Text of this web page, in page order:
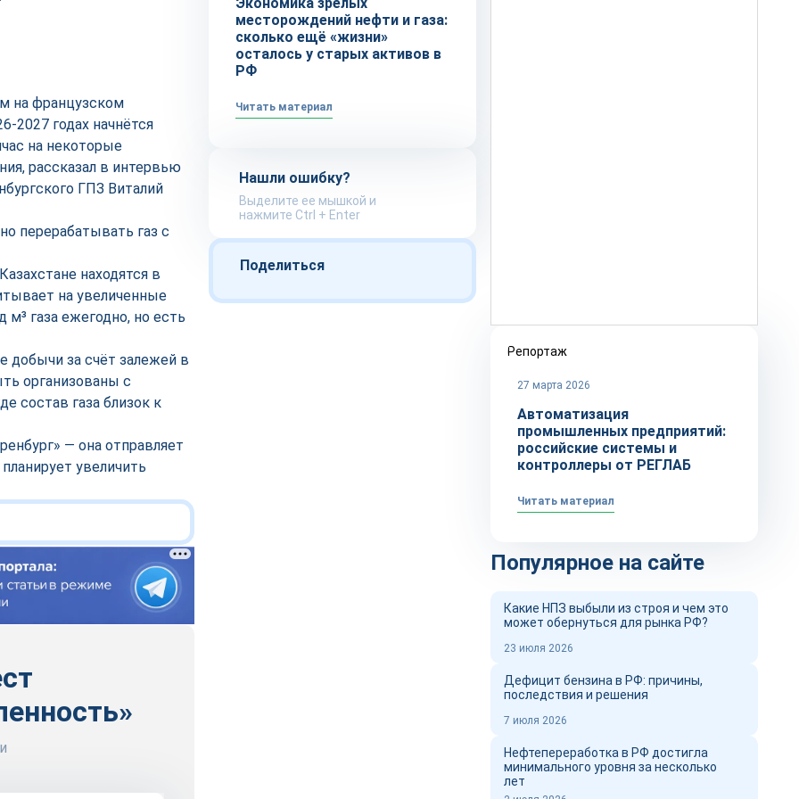
на французском
2027 годах начнётся
на некоторые
рассказал в интервью
ГПЗ Виталий
перерабатывать газ с
находятся в
на увеличенные
м³ газа ежегодно, но есть
за счёт залежей в
организованы с
состав газа близок к
— она отправляет
увеличить
месторождений нефти и газа:
сколько ещё «жизни»
осталось у старых активов в
РФ
Читать материал
Нашли ошибку?
Выделите ее мышкой и
нажмите Ctrl + Enter
Поделиться
Репортаж
27 марта 2026
Автоматизация
промышленных предприятий:
российские системы и
контроллеры от РЕГЛАБ
Читать материал
Популярное на сайте
Какие НПЗ выбыли из строя и чем это
может обернуться для рынка РФ?
23 июля 2026
Дефицит бензина в РФ: причины,
последствия и решения
7 июля 2026
Нефтепереработка в РФ достигла
минимального уровня за несколько
лет